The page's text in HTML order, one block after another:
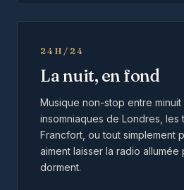
24H/24
La nuit, en fond
Musique non-stop entre minuit
insomniaques de Londres, les
Francfort, ou tout simplement
aiment laisser la radio
dorment.